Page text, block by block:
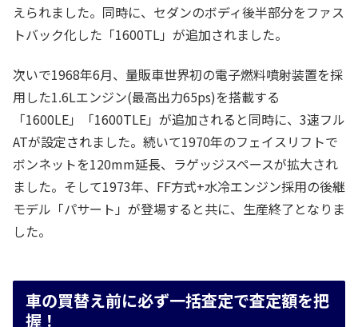
えられました。同時に、セダンのボディ後半部分をファス
トバック化した「1600TL」が追加されました。
次いで1968年6月、量販車世界初の電子燃料噴射装置を採
用した1.6Lエンジン(最高出力65ps)を搭載する
「1600LE」「1600TLE」が追加されると同時に、3速フル
ATが設定されました。続いて1970年のフェイスリフトで
ボンネットを120mm延長、ラゲッジスペースが拡大され
ました。そして1973年、FF方式+水冷エンジン採用の後継
モデル「パサート」が登場すると共に、生産終了となりま
した。
車の買替え前に必ず一括査定で査定額を把
握！